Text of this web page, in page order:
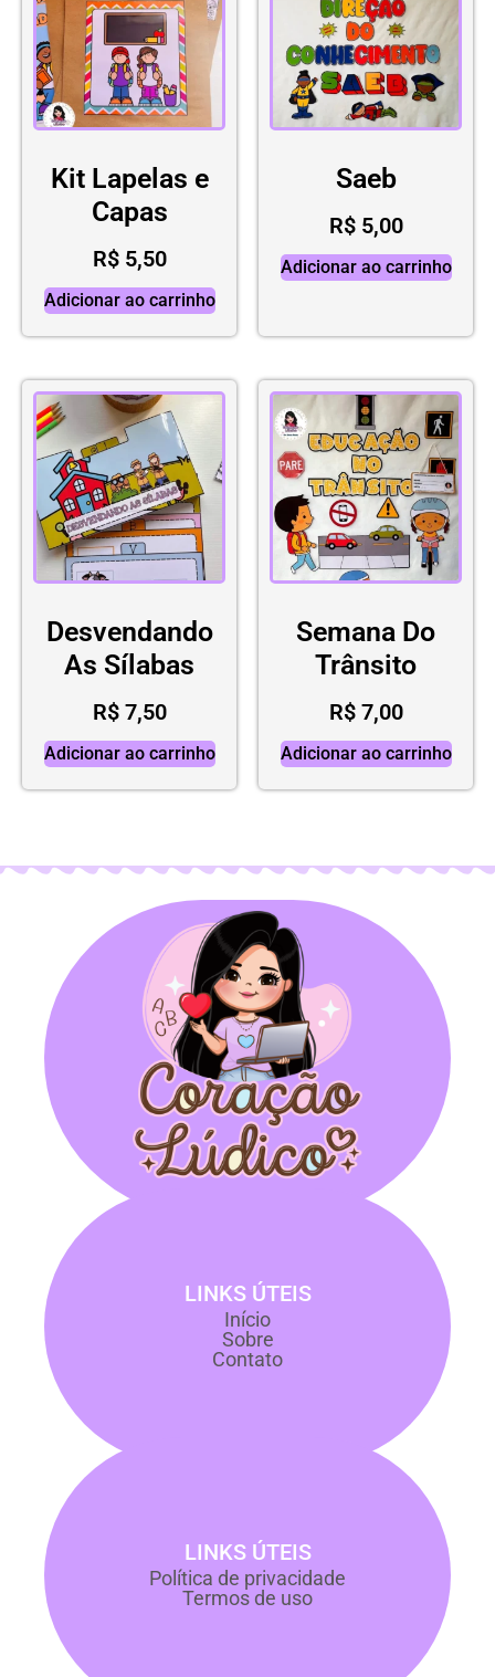
Kit Lapelas e
Capas
R$5,50
Adicionar ao carrinho
Saeb
R$5,00
Adicionar ao carrinho
Desvendando
As Sílabas
R$7,50
Adicionar ao carrinho
Semana Do
Trânsito
R$7,00
Adicionar ao carrinho
LINKS ÚTEIS
Início
Sobre
Contato
LINKS ÚTEIS
Política de privacidade
Termos de uso